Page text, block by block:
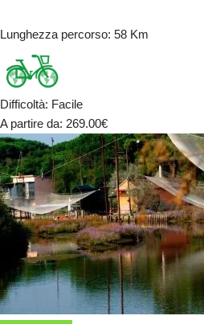
Lunghezza percorso: 58 Km
Difficoltà: Facile
A partire da: 269.00€